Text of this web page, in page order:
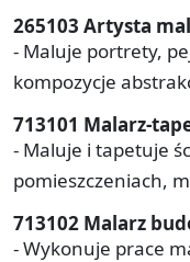
265103 Artysta
- Maluje portrety,
kompozycje
713101 Malarz-
- Maluje i tapetuje
pomieszczeniach,
713102 Malarz
- Wykonuje prace